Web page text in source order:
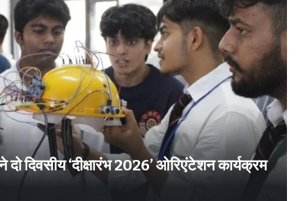
दो दिवसीय ‘दीक्षारंभ 2026’ ओरिएंटेशन कार्यक्रम